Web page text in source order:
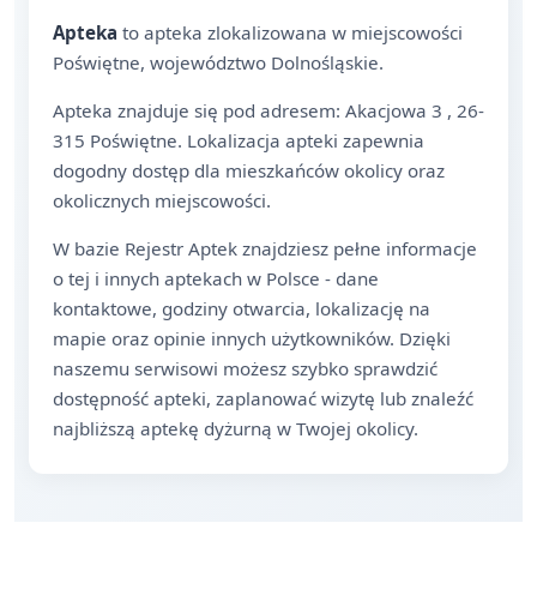
Apteka to apteka zlokalizowana w miejscowości
Poświętne, województwo Dolnośląskie.
Apteka znajduje się pod adresem: Akacjowa 3 , 26-
315 Poświętne. Lokalizacja apteki zapewnia
dogodny dostęp dla mieszkańców okolicy oraz
okolicznych miejscowości.
W bazie Rejestr Aptek znajdziesz pełne informacje
o tej i innych aptekach w Polsce - dane
kontaktowe, godziny otwarcia, lokalizację na
mapie oraz opinie innych użytkowników. Dzięki
naszemu serwisowi możesz szybko sprawdzić
dostępność apteki, zaplanować wizytę lub znaleźć
najbliższą aptekę dyżurną w Twojej okolicy.